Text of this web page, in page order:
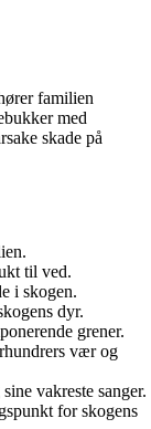
familien
med
skade på
til ved.
i skogen.
dyr.
grener.
vær og
vakreste sanger.
for skogens